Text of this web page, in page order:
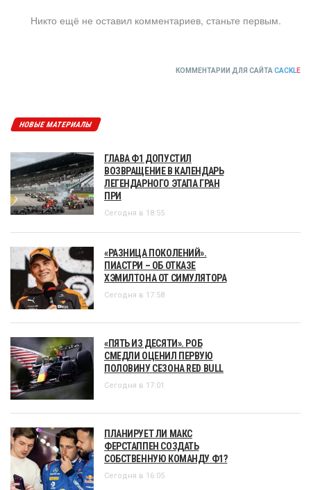
Никто ещё не оставил комментариев, станьте первым.
КОММЕНТАРИИ ДЛЯ САЙТА CACKLE
НОВЫЕ МАТЕРИАЛЫ
ГЛАВА Ф1 ДОПУСТИЛ
ВОЗВРАЩЕНИЕ В КАЛЕНДАРЬ
ЛЕГЕНДАРНОГО ЭТАПА ГРАН
ПРИ
Сегодня в 18:55
«РАЗНИЦА ПОКОЛЕНИЙ».
ПИАСТРИ – ОБ ОТКАЗЕ
ХЭМИЛТОНА ОТ СИМУЛЯТОРА
Сегодня в 17:58
«ПЯТЬ ИЗ ДЕСЯТИ». РОБ
СМЕДЛИ ОЦЕНИЛ ПЕРВУЮ
ПОЛОВИНУ СЕЗОНА RED BULL
Сегодня в 17:01
ПЛАНИРУЕТ ЛИ МАКС
ФЕРСТАППЕН СОЗДАТЬ
СОБСТВЕННУЮ КОМАНДУ Ф1?
Сегодня в 16:05